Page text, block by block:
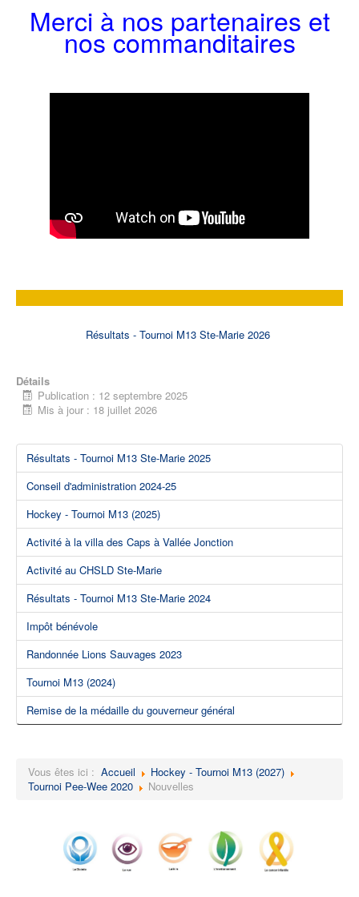
Merci à nos partenaires et
nos commanditaires
Résultats - Tournoi M13 Ste-Marie 2026
Détails
Publication : 12 septembre 2025
Mis à jour : 18 juillet 2026
Résultats - Tournoi M13 Ste-Marie 2025
Conseil d'administration 2024-25
Hockey - Tournoi M13 (2025)
Activité à la villa des Caps à Vallée Jonction
Activité au CHSLD Ste-Marie
Résultats - Tournoi M13 Ste-Marie 2024
Impôt bénévole
Randonnée Lions Sauvages 2023
Tournoi M13 (2024)
Remise de la médaille du gouverneur général
Vous êtes ici : Accueil
Hockey - Tournoi M13 (2027)
Tournoi Pee-Wee 2020
Nouvelles